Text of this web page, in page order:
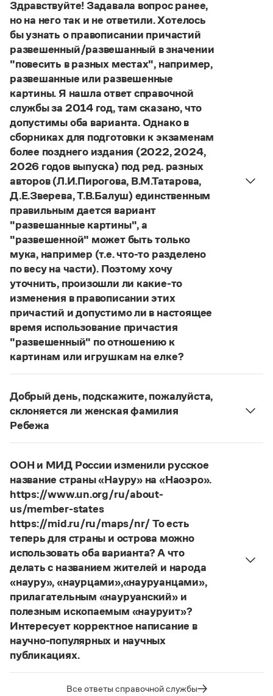
Словари русского языка как государственного
Справочники
Правила русской орфографии и пунктуации
Русский язык. Краткий теоретический курс
для школьников
Письмовник
Справочник по пунктуации
Словарь-справочник трудностей
Справочник по фразеологии
Азбучные истины
Словарь-справочник непростые слова
Все справочники портала
Журнал
Новости и события
Статьи
Монологи
Интервью
Лекции и подкасты
Рекомендуем
Учебник Грамоты
Правила русского языка: от азов до тонкостей
Интерактивные упражнения: от простого к сложному
Скороговорки
Издательство
Словари
Научпоп
Учебники и справочники
Все книги
Управление в русском языке
Словарь русских имён
Словарь методических терминов
Правила русской орфографии и пунктуации
(1956)
Здравствуйте! Задавала вопрос ранее,
но на него так и не ответили. Хотелось
бы узнать о правописании причастий
развешенный/развешанный в значении
"повесить в разных местах", например,
развешанные или развешенные
картины. Я нашла ответ справочной
службы за 2014 год, там сказано, что
допустимы оба варианта. Однако в
сборниках для подготовки к экзаменам
более позднего издания (2022, 2024,
2026 годов выпуска) под ред. разных
авторов (Л.И.Пирогова, В.М.Татарова,
Д.Е.Зверева, Т.В.Балуш) единственным
правильным дается вариант
"развешанные картины", а
"развешенной" может быть только
мука, например (т.е. что-то разделено
по весу на части). Поэтому хочу
уточнить, произошли ли какие-то
изменения в правописании этих
причастий и допустимо ли в настоящее
время использование причастия
"развешенный" по отношению к
картинам или игрушкам на елке?
Нашответ2014 года по-прежнему актуален.
то игнорируют рекомендации нормативных
словарей русского языка, в которых указан глагол
развесить
развешенный) со значением «повесить в разных
местах (несколько, много предметов)». Ср.:
Я знаю, что на стенах своей квартиры вы
развесили разные географические карты
(И. С. Тургенев. Бретер). И эти карты, безусловно,
развешены.
Страница ответа
Добрый день, подскажите, пожалуйста,
склоняется ли женская фамилия
Ребежа
ФамилияРебежасклоняется (и мужская,
Страница ответа
ООН и МИД России изменили русское
название страны «Науру» на «Наоэро».
https://www.un.org/ru/about-
us/member-states
https://mid.ru/ru/maps/nr/ То есть
теперь для страны и острова можно
использовать оба варианта? А что
делать с названием жителей и народа
«науру», «наурцами»,«науруанцами»,
прилагательным «науруанский» и
полезным ископаемым «науруит»?
Интересует корректное написание в
научно-популярных и научных
публикациях.
Изменение касается только официального
названия государства. Все остальные слова,
Все ответы справочной службы